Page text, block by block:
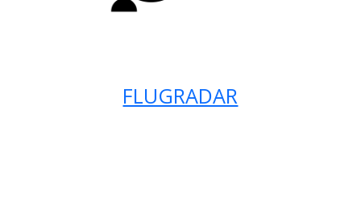
FLUGRADAR